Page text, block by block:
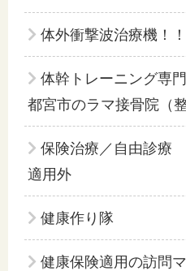
体外衝撃波治療機！！
体幹トレーニング専
都宮市のラマ接骨院（
保険治療／自由診療
適用外
健康作り隊
健康保険適用の訪問